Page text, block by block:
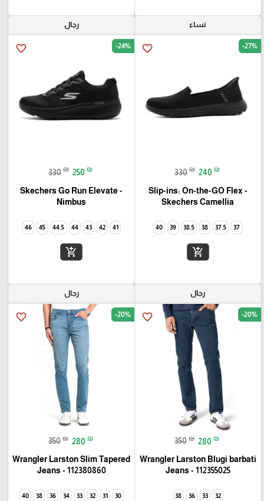
نساء
favorite_border -27%
330 ₪ 240 ₪
Slip-ins: On-the-GO Flex -
Camellia‏ Skechers
37
37.5
38
38.5
39
40
add_shopping_cart
رجال
favorite_border -24%
330 ₪ 250 ₪
Skechers Go Run Elevate -
Nimbus
41
42
43
44
44.5
45
46
add_shopping_cart
رجال
favorite_border -20%
350 ₪ 280 ₪
Wrangler Larston Blugi barbati
Jeans - 112355025
32
33
36
38
رجال
favorite_border -20%
350 ₪ 280 ₪
Wrangler Larston Slim Tapered
Jeans - 112380860
30
31
32
33
34
36
38
40